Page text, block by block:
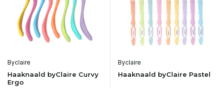
Byclaire
Haaknaald byClaire Curvy
Ergo
Byclaire
Haaknaald byClaire Pastel